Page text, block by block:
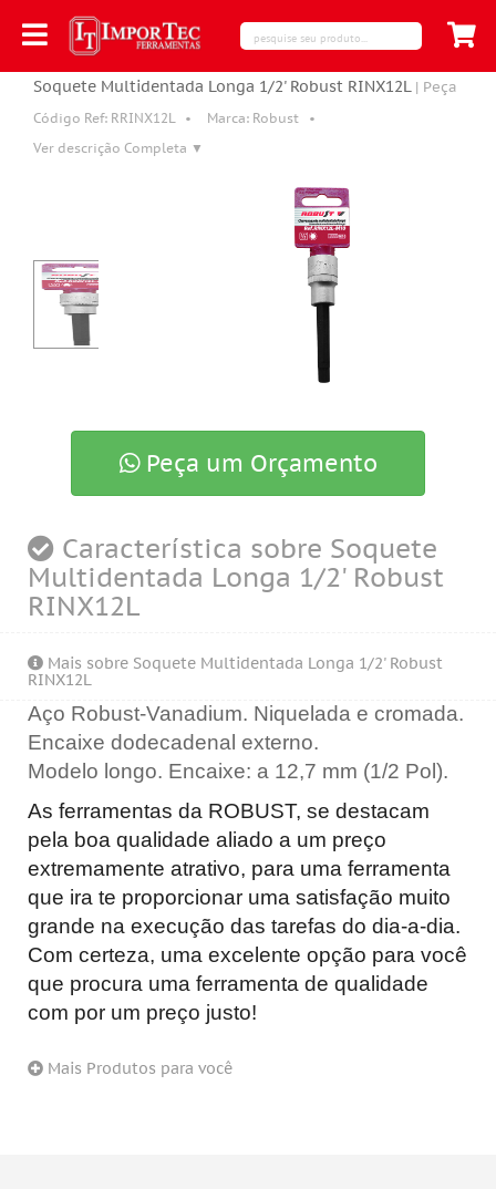
Soquete Multidentada Longa 1/2' Robust RINX12L | Peça
Código Ref: RRINX12L•
Marca: Robust •
Ver descrição Completa ▼
Peça um Orçamento
Característica sobre Soquete
Multidentada Longa 1/2' Robust
RINX12L
Mais sobre Soquete Multidentada Longa 1/2' Robust
RINX12L
Aço Robust-Vanadium. Niquelada e cromada.
Encaixe dodecadenal externo.
Modelo longo. Encaixe: a 12,7 mm (1/2 Pol).
As ferramentas da ROBUST, se destacam
pela boa qualidade aliado a um preço
extremamente atrativo, para uma ferramenta
que ira te proporcionar uma satisfação muito
grande na execução das tarefas do dia-a-dia.
Com certeza, uma excelente opção para você
que procura uma ferramenta de qualidade
com por um preço justo!
Mais Produtos para você